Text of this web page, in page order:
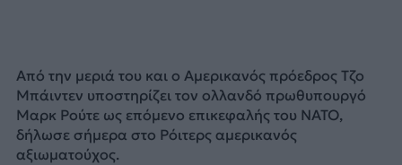
Από την μεριά του και ο Αμερικανός πρόεδρος Τζο
Μπάιντεν υποστηρίζει τον ολλανδό πρωθυπουργό
Μαρκ Ρούτε ως επόμενο επικεφαλής του ΝΑΤΟ,
δήλωσε σήμερα στο Ρόιτερς αμερικανός
αξιωματούχος.